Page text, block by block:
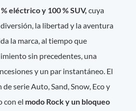
eléctrico y 100 % SUV,cuya
la libertad y la aventura
la marca, al tiempo que
sin precedentes, una
y un par instantáneo. El
serie Auto, Sand, Snow, Eco y
con el modo Rock y un bloqueo